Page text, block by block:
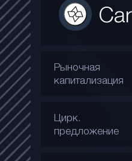
Рыночная
капитализация
Цирк.
предложение